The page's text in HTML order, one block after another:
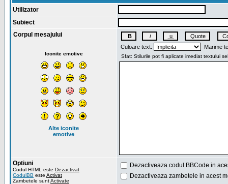
Utilizator
Subiect
Corpul mesajului
Iconite emotive
Alte iconite
emotive
Culoare text: Marime
Optiuni
Codul HTML este Dezactivat
CodulBB este Activat
Zambetele suntActivate
Dezactiveaza codul BBCode in
Dezactiveaza zambetele in acest